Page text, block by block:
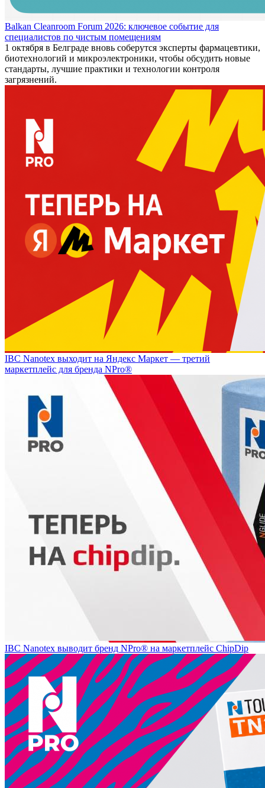
Balkan Cleanroom Forum 2026: ключевое событие для
специалистов по чистым помещениям
1 октября в Белграде вновь соберутся эксперты фармацевтики,
биотехнологий и микроэлектроники, чтобы обсудить новые
стандарты, лучшие практики и технологии контроля
загрязнений.
IBC Nanotex выходит на Яндекс Маркет — третий
маркетплейс для бренда NPro®
IBC Nanotex выводит бренд NPro® на маркетплейс ChipDip